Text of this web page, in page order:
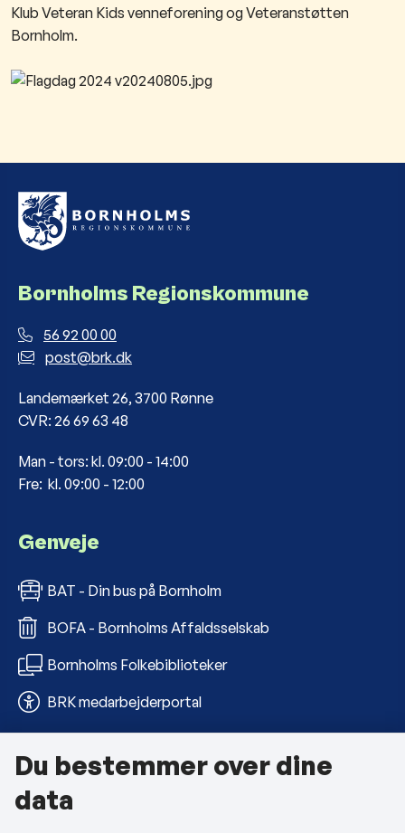
Klub Veteran Kids venneforening og Veteranstøtten
Bornholm​.
Bornholms Regionskommune
56 92 00 00
post@brk.dk
Landemærket 26, 3700 Rønne
CVR: 26 69 63 48
Man - tors: kl. 09:00 - 14:00
Fre: kl. 09:00 - 12:00
Genveje
BAT - Din bus på Bornholm
BOFA - Bornholms Affaldsselskab
Bornholms Folkebiblioteker
BRK medarbejderportal
Om kommunen
Kontakt os
Du bestemmer over dine
data